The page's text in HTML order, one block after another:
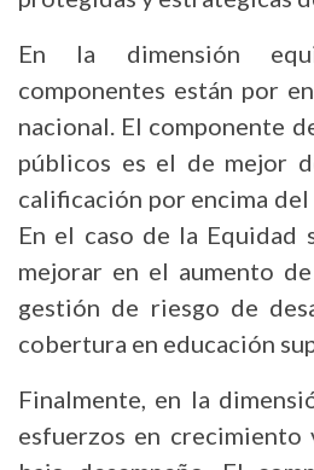
En la dimensión
componentes están por
nacional. El componente
públicos es el de mejor
calificación por encima
En el caso de la Equidad
mejorar en el aumento
gestión de riesgo de
cobertura en educación
Finalmente, en la
esfuerzos en crecimiento